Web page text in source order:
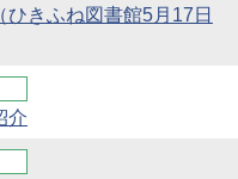
ひきふね図書館5月17日
介